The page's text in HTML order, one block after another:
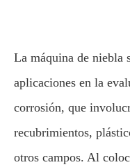
La máquina de niebla
aplicaciones en la
corrosión, que
recubrimientos,
otros campos. Al